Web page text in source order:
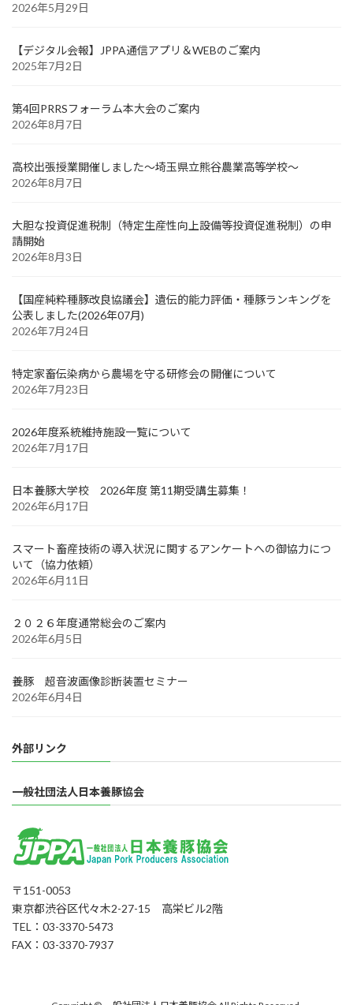
2026年5月29日
【デジタル会報】JPPA通信アプリ＆WEBのご案内
2025年7月2日
第4回PRRSフォーラム本大会のご案内
2026年8月7日
高校出張授業開催しました～埼玉県立熊谷農業高等学校～
2026年8月7日
大胆な投資促進税制（特定生産性向上設備等投資促進税制）の申
請開始
2026年8月3日
【国産純粋種豚改良協議会】遺伝的能力評価・種豚ランキングを
公表しました(2026年07月)
2026年7月24日
特定家畜伝染病から農場を守る研修会の開催について
2026年7月23日
2026年度系統維持施設一覧について
2026年7月17日
日本養豚大学校 2026年度 第11期受講生募集！
2026年6月17日
スマート畜産技術の導入状況に関するアンケートへの御協力につ
いて（協力依頼）
2026年6月11日
２０２６年度通常総会のご案内
2026年6月5日
養豚 超音波画像診断装置セミナー
2026年6月4日
外部リンク
一般社団法人日本養豚協会
〒151-0053
東京都渋谷区代々木2-27-15 高栄ビル2階
TEL：03-3370-5473
FAX：03-3370-7937